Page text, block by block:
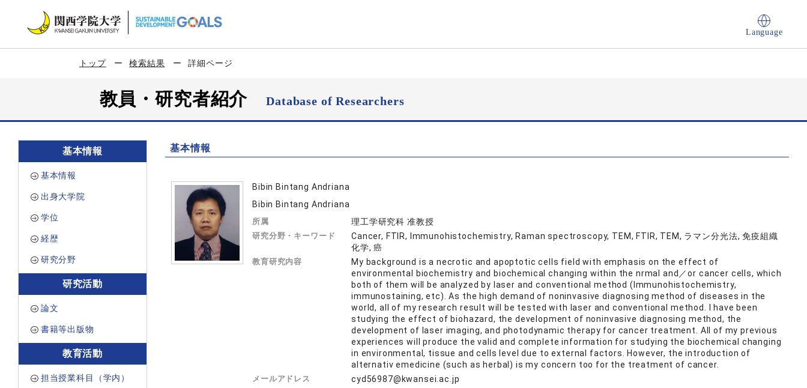
Language
トップ 検索結果 詳細ページ
教員・研究者紹介Database of Researchers
基本情報
基本情報
出身大学院
学位
経歴
研究分野
研究活動
論文
書籍等出版物
教育活動
担当授業科目（学内）
基本情報
Bibin Bintang Andriana
Bibin Bintang Andriana
所属 理工学研究科 准教授
研究分野・キーワード
Cancer, FTIR, Immunohistochemistry, Raman spectroscopy, TEM, FTIR, TEM, ラマン分光法, 免疫組織
化学, 癌
教育研究内容
My background is a necrotic and apoptotic cells field with emphasis on the effect of
environmental biochemistry and biochemical changing within the nrmal and／or cancer cells, which
both of them will be analyzed by laser and conventional method (Immunohistochemistry,
immunostaining, etc). As the high demand of noninvasive diagnosing method of diseases in the
world, all of my research result will be tested with laser and conventional method. I have been
studying the effect of biohazard, the development of noninvasive diagnosing method, the
development of laser imaging, and photodynamic therapy for cancer treatment. All of my previous
experiences will produce the valid and complete information for studying the biochemical changing
in environmental, tissue and cells level due to external factors. However, the introduction of
alternativ emedicine (such as herbal) is my concern too for the treatment of cancer.
メールアドレス cyd56987@kwansei.ac.jp